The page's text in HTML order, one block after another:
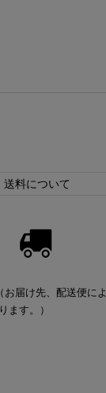
送料について
お届け先、配送便によ
ます。）